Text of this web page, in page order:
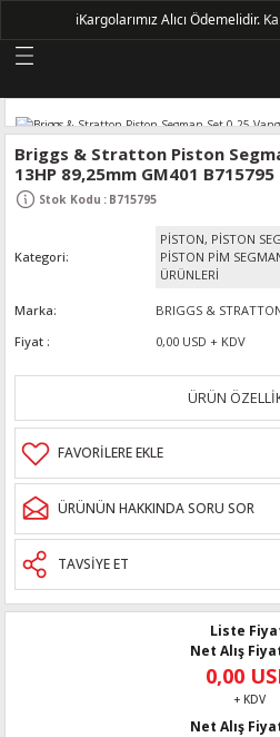
Geri Dön
KASNAKLI ALTERNATÖRLER - 1500
Briggs & Stratton Piston
13HP 89,25mm GM401 B715795
Stok Kodu : B715795
Kategori
PİSTON, PİSTON
PİSTON PİM
ÜRÜNLERİ
Marka
BRIGGS &
Fiyat
0,00 USD + KDV
ÜRÜN
ÜRÜNÜN HAKKINDA SORU SOR
TAVSİYE ET
Liste
Net Alış
0,00
+ KDV
Net Alış
ℹ️Kargolarımız Alıcı Ödemelidir.